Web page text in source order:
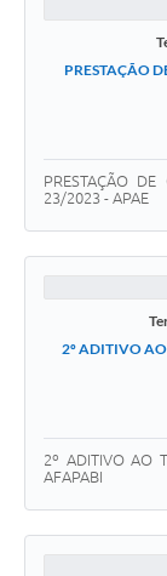
PRESTAÇÃO
PRESTAÇÃO
23/2023 - APAE
2º ADITIVO
2º ADITIVO AO
AFAPABI